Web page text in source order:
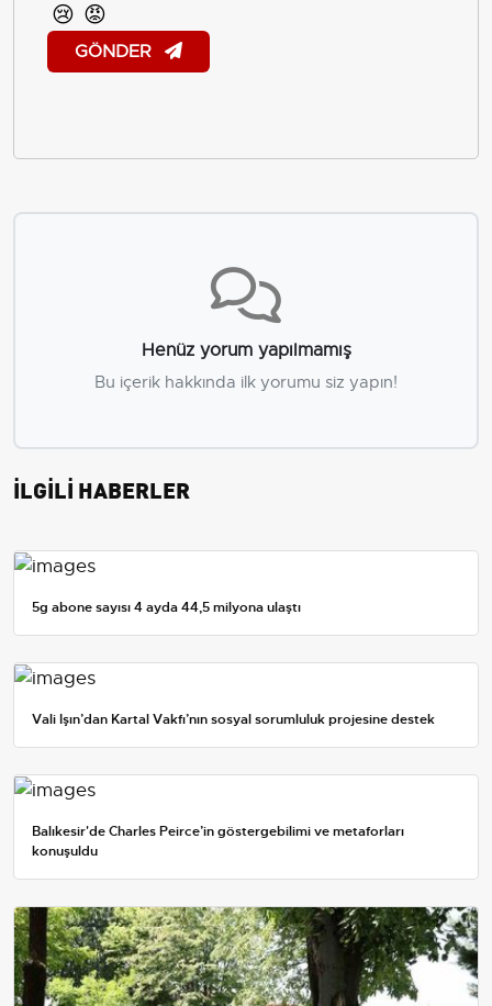
😢 😡
GÖNDER
Henüz yorum yapılmamış
Bu içerik hakkında ilk yorumu siz yapın!
İLGİLİ HABERLER
5g abone sayısı 4 ayda 44,5 milyona ulaştı
Vali Işın’dan Kartal Vakfı’nın sosyal sorumluluk projesine destek
Balıkesir'de Charles Peirce’in göstergebilimi ve metaforları
konuşuldu